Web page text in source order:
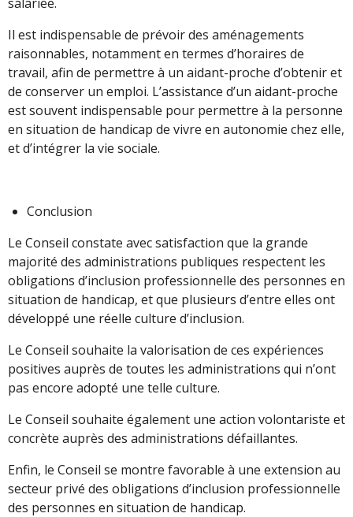
Il est indispensable de prévoir des aménagements
raisonnables, notamment en termes d’horaires de
travail, afin de permettre à un aidant-proche d’obtenir et
de conserver un emploi. L’assistance d’un aidant-proche
est souvent indispensable pour permettre à la personne
en situation de handicap de vivre en autonomie chez elle,
et d’intégrer la vie sociale.
Conclusion
Le Conseil constate avec satisfaction que la grande
majorité des administrations publiques respectent les
obligations d’inclusion professionnelle des personnes en
situation de handicap, et que plusieurs d’entre elles ont
développé une réelle culture d’inclusion.
Le Conseil souhaite la valorisation de ces expériences
positives auprès de toutes les administrations qui n’ont
pas encore adopté une telle culture.
Le Conseil souhaite également une action volontariste et
concrète auprès des administrations défaillantes.
Enfin, le Conseil se montre favorable à une extension au
secteur privé des obligations d’inclusion professionnelle
des personnes en situation de handicap.